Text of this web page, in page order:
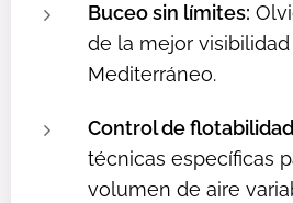
Buceo sin límites:
de la mejor
Mediterráneo.
Control de
técnicas específicas
volumen de aire